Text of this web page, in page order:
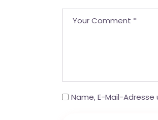
Name, E-Mail-